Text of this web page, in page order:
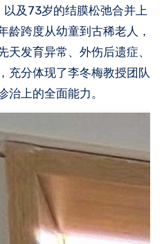
及73岁的结膜松弛合并上
龄跨度从幼童到古稀老人，
天发育异常、外伤后遗症、
充分体现了李冬梅教授团队
治上的全面能力。